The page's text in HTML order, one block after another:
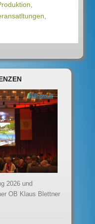
2026 und
OB Klaus Blettner